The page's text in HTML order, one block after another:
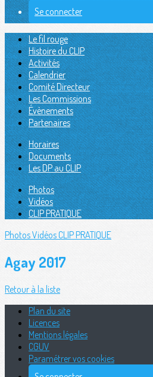
Se connecter
Le fil rouge
Histoire du CLIP
Activités
Calendrier
Comité Directeur
Les Commissions
Évènements
Partenaires
Horaires
Documents
Les DP au CLIP
Photos
Vidéos
CLIP PRATIQUE
PhotosVidéosCLIP PRATIQUE
Agay 2017
Retour à la liste
Plan du site
Licences
Mentions légales
CGUV
Paramétrer vos cookies